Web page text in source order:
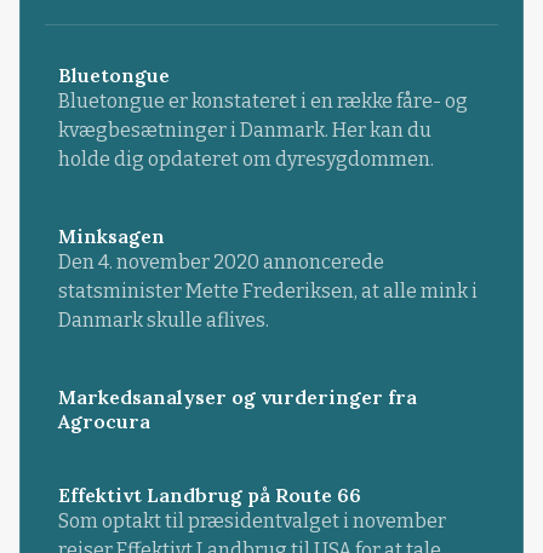
Bluetongue
Bluetongue er konstateret i en række fåre- og
kvægbesætninger i Danmark. Her kan du
holde dig opdateret om dyresygdommen.
Minksagen
Den 4. november 2020 annoncerede
statsminister Mette Frederiksen, at alle mink i
Danmark skulle aflives.
Markedsanalyser og vurderinger fra
Agrocura
Effektivt Landbrug på Route 66
Som optakt til præsidentvalget i november